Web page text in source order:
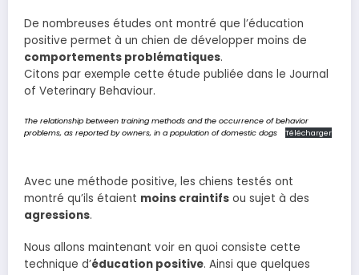
De nombreuses études ont montré que l’éducation
positive permet à un chien de développer moins de
comportements problématiques.
Citons par exemple cette étude publiée dans le Journal
of Veterinary Behaviour.
The relationship between training methods and the occurrence of behavior
problems, as reported by owners, in a population of domestic dogs
Télécharger
Avec une méthode positive, les chiens testés ont
montré qu’ils étaient moins craintifs ou sujet à des
agressions.
Nous allons maintenant voir en quoi consiste cette
technique d’éducation positive. Ainsi que quelques